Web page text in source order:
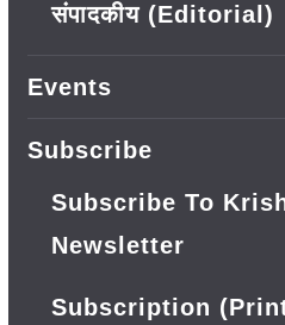
संपादकीय (Editorial)
Events
Subscribe
Subscribe To
Newsletter
Subscription